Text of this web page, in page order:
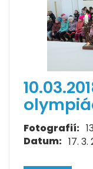
Fotografií:
Datum: 17. 3.